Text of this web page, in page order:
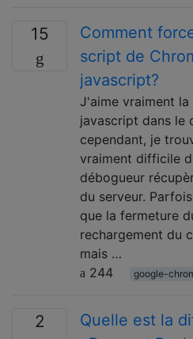
15
Comment
script de
javascript?
J'aime vraiment
javascript dans le
cependant, je
vraiment difficile
débogueur
du serveur.
que la fermeture
rechargement du
mais …
244
google-
2
Quelle est la